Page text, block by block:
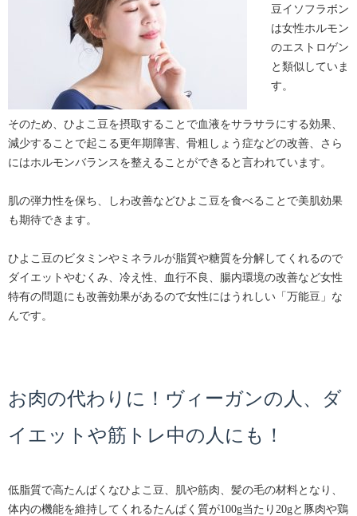
豆イソフラボン
は女性ホルモン
のエストロゲン
と類似していま
す。
そのため、ひよこ豆を摂取することで血液をサラサラにする効果、
減少することで起こる更年期障害、骨粗しょう症などの改善、さら
にはホルモンバランスを整えることができると言われています。
肌の弾力性を保ち、しわ改善などひよこ豆を食べることで美肌効果
も期待できます。
ひよこ豆のビタミンやミネラルが脂質や糖質を分解してくれるので
ダイエットやむくみ、冷え性、血行不良、腸内環境の改善など女性
特有の問題にも改善効果があるので女性にはうれしい「万能豆」な
んです。
お肉の代わりに！ヴィーガンの人、ダ
イエットや筋トレ中の人にも！
低脂質で高たんぱくなひよこ豆、肌や筋肉、髪の毛の材料となり、
体内の機能を維持してくれるたんぱく質が100g当たり20gと豚肉や鶏